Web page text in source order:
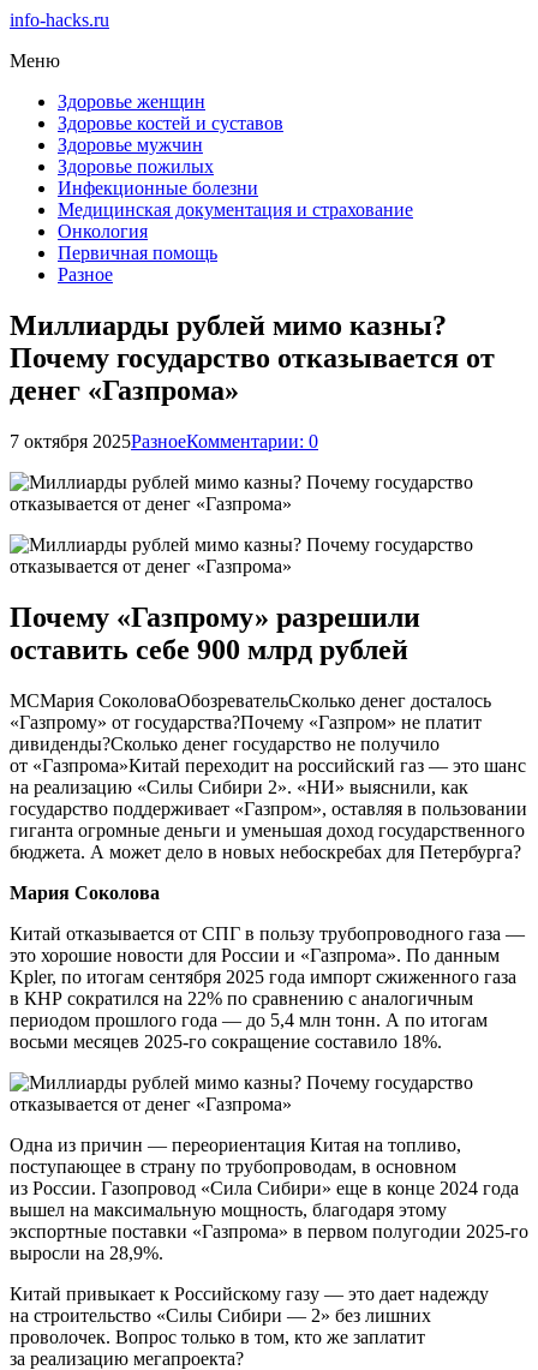
info-hacks.ru
Меню
Здоровье женщин
Здоровье костей и суставов
Здоровье мужчин
Здоровье пожилых
Инфекционные болезни
Медицинская документация и страхование
Онкология
Первичная помощь
Разное
Миллиарды рублей мимо казны?
Почему государство отказывается от
денег «Газпрома»
7 октября 2025РазноеКомментарии: 0
Почему «Газпрому» разрешили
оставить себе 900 млрд рублей
МСМария СоколоваОбозревательСколько денег досталось
«Газпрому» от государства?Почему «Газпром» не платит
дивиденды?Сколько денег государство не получило
от «Газпрома»Китай переходит на российский газ — это шанс
на реализацию «Силы Сибири 2». «НИ» выяснили, как
государство поддерживает «Газпром», оставляя в пользовании
гиганта огромные деньги и уменьшая доход государственного
бюджета. А может дело в новых небоскребах для Петербурга?
Мария Соколова
Китай отказывается от СПГ в пользу трубопроводного газа —
это хорошие новости для России и «Газпрома». По данным
Kpler, по итогам сентября 2025 года импорт сжиженного газа
в КНР сократился на 22% по сравнению с аналогичным
периодом прошлого года — до 5,4 млн тонн. А по итогам
восьми месяцев 2025-го сокращение составило 18%.
Одна из причин — переориентация Китая на топливо,
поступающее в страну по трубопроводам, в основном
из России. Газопровод «Сила Сибири» еще в конце 2024 года
вышел на максимальную мощность, благодаря этому
экспортные поставки «Газпрома» в первом полугодии 2025-го
выросли на 28,9%.
Китай привыкает к Российскому газу — это дает надежду
на строительство «Силы Сибири — 2» без лишних
проволочек. Вопрос только в том, кто же заплатит
за реализацию мегапроекта?